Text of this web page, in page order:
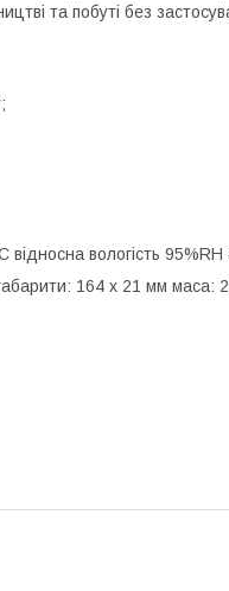
та побуті без
вологість
164 x 21 мм маса: